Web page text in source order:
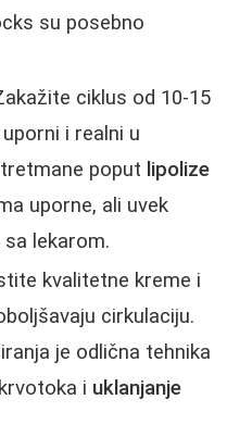
su posebno
ciklus od 10-15
i realni u
poput lipolize
uporne, ali uvek
lekarom.
kvalitetne kremе i
cirkulaciju.
je odlična tehnika
i uklanjanje